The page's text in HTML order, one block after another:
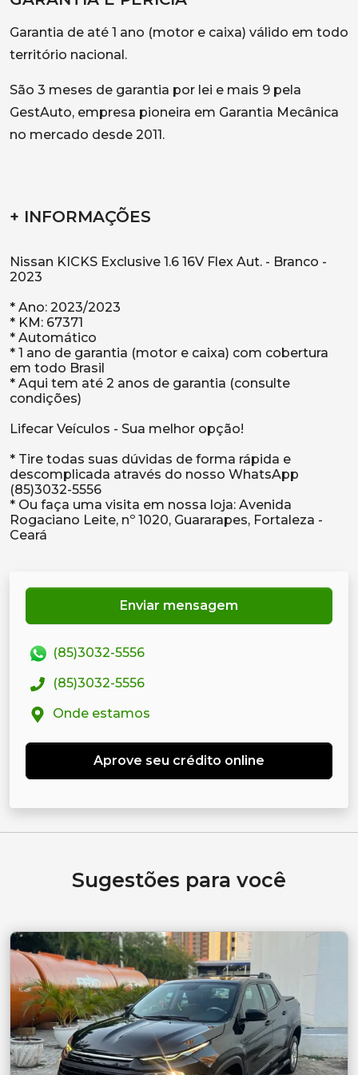
Garantia de até 1 ano (motor e caixa) válido em todo
território nacional.
São 3 meses de garantia por lei e mais 9 pela
GestAuto, empresa pioneira em Garantia Mecânica
no mercado desde 2011.
+ INFORMAÇÕES
Nissan KICKS Exclusive 1.6 16V Flex Aut. - Branco -
2023
* Ano: 2023/2023
* KM: 67371
* Automático
* 1 ano de garantia (motor e caixa) com cobertura
em todo Brasil
* Aqui tem até 2 anos de garantia (consulte
condições)
Lifecar Veículos - Sua melhor opção!
* Tire todas suas dúvidas de forma rápida e
descomplicada através do nosso WhatsApp
(85)3032-5556
* Ou faça uma visita em nossa loja: Avenida
Rogaciano Leite, nº 1020, Guararapes, Fortaleza -
Enviar mensagem
(85)3032-5556
(85)3032-5556
Onde estamos
Aprove seu crédito online
Sugestões para você